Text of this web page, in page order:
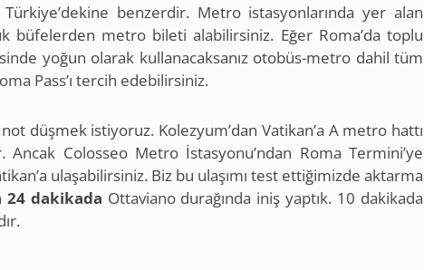
Türkiye’dekine benzerdir. Metro istasyonlarında yer alan
büfelerden metro bileti alabilirsiniz. Eğer Roma’da toplu
yoğun olarak kullanacaksanız otobüs-metro dahil tüm
Pass’ı tercih edebilirsiniz.
düşmek istiyoruz. Kolezyum’dan Vatikan’a A metro hattı
Ancak Colosseo Metro İstasyonu’ndan Roma Termini’ye
ulaşabilirsiniz. Biz bu ulaşımı test ettiğimizde aktarma
24 dakikada Ottaviano durağında iniş yaptık. 10 dakikada